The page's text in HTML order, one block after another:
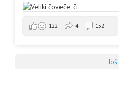
122 4 152
Još